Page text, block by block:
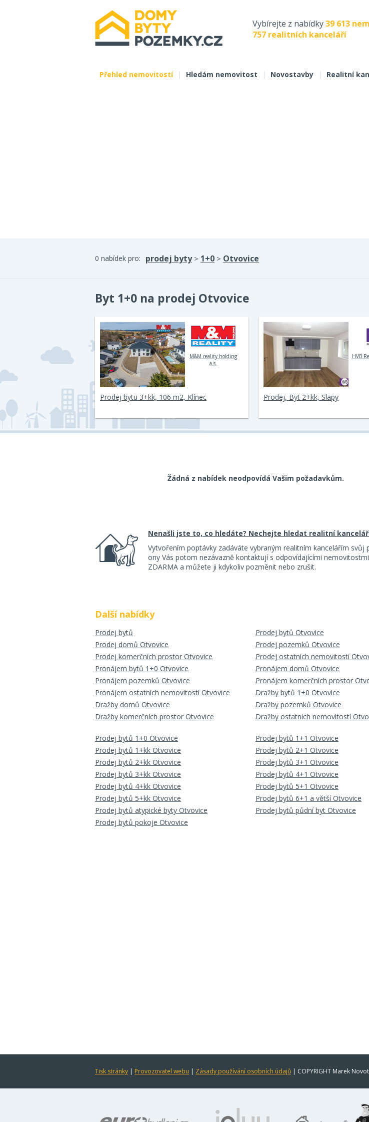
Vybírejte z nabídky39 613
757 realitních kanceláří
Přehled nemovitostí | Hledám nemovitost | Novostavby | Realitní
0 nabídek pro: prodej byty> 1+0 > Otvovice
Byt 1+0 na prodej Otvovice
M&M reality holding
a.s.
Prodej bytu 3+kk, 106 m2, Klínec
HVB
Prodej, Byt 2+kk, Slapy
Žádná z nabídek neodpovídá Vašim požadavkům.
Nenašli jste to, co hledáte? Nechejte hledat realitní
Vytvořením poptávky zadáváte vybraným realitním kancelářím svůj
ony Vás potom nezávazně kontaktují s odpovídajícími
ZDARMA a můžete ji kdykoliv pozměnit nebo zrušit.
Další nabídky
Prodej bytů
Prodej bytů Otvovice
Prodej domů Otvovice
Prodej pozemků Otvovice
Prodej komerčních prostor Otvovice
Prodej ostatních nemovitostí
Pronájem bytů 1+0 Otvovice
Pronájem domů Otvovice
Pronájem pozemků Otvovice
Pronájem komerčních prostor
Pronájem ostatních nemovitostí Otvovice
Dražby bytů 1+0 Otvovice
Dražby domů Otvovice
Dražby pozemků Otvovice
Dražby komerčních prostor Otvovice
Dražby ostatních nemovitostí
Prodej bytů 1+0 Otvovice
Prodej bytů 1+1 Otvovice
Prodej bytů 1+kk Otvovice
Prodej bytů 2+1 Otvovice
Prodej bytů 2+kk Otvovice
Prodej bytů 3+1 Otvovice
Prodej bytů 3+kk Otvovice
Prodej bytů 4+1 Otvovice
Prodej bytů 4+kk Otvovice
Prodej bytů 5+1 Otvovice
Prodej bytů 5+kk Otvovice
Prodej bytů 6+1 a větší Otvovice
Prodej bytů atypické byty Otvovice
Prodej bytů půdní byt Otvovice
Prodej bytů pokoje Otvovice
Tisk stránky | Provozovatel webu | Zásady používání osobních údajů | COPYRIGHT Marek